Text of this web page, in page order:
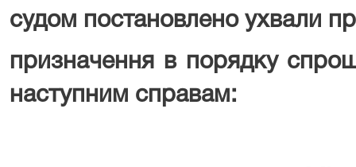
судом постановлено ухвали
призначення в порядку
наступним справам: